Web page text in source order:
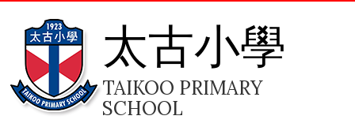
太古小學
TAIKOO PRIMARY
SCHOOL